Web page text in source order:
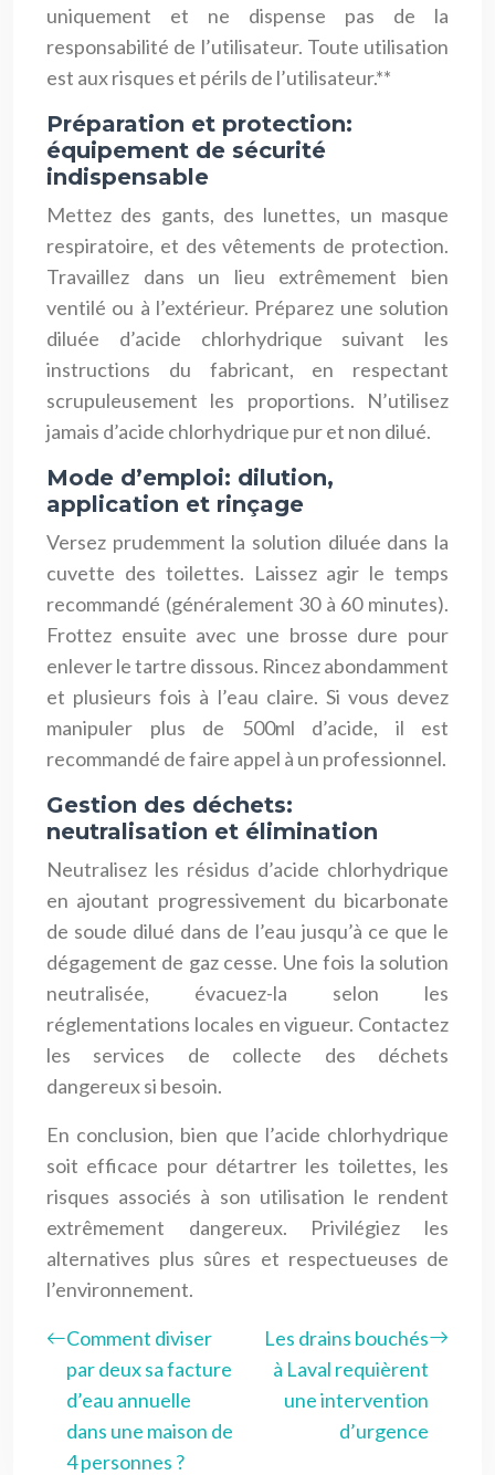
uniquement et ne dispense pas de la
responsabilité de l’utilisateur. Toute utilisation
est aux risques et périls de l’utilisateur.**
Préparation et protection:
équipement de sécurité
indispensable
Mettez des gants, des lunettes, un masque
respiratoire, et des vêtements de protection.
Travaillez dans un lieu extrêmement bien
ventilé ou à l’extérieur. Préparez une solution
diluée d’acide chlorhydrique suivant les
instructions du fabricant, en respectant
scrupuleusement les proportions. N’utilisez
jamais d’acide chlorhydrique pur et non dilué.
Mode d’emploi: dilution,
application et rinçage
Versez prudemment la solution diluée dans la
cuvette des toilettes. Laissez agir le temps
recommandé (généralement 30 à 60 minutes).
Frottez ensuite avec une brosse dure pour
enlever le tartre dissous. Rincez abondamment
et plusieurs fois à l’eau claire. Si vous devez
manipuler plus de 500ml d’acide, il est
recommandé de faire appel à un professionnel.
Gestion des déchets:
neutralisation et élimination
Neutralisez les résidus d’acide chlorhydrique
en ajoutant progressivement du bicarbonate
de soude dilué dans de l’eau jusqu’à ce que le
dégagement de gaz cesse. Une fois la solution
neutralisée, évacuez-la selon les
réglementations locales en vigueur. Contactez
les services de collecte des déchets
dangereux si besoin.
En conclusion, bien que l’acide chlorhydrique
soit efficace pour détartrer les toilettes, les
risques associés à son utilisation le rendent
extrêmement dangereux. Privilégiez les
alternatives plus sûres et respectueuses de
l’environnement.
Comment diviser
par deux sa facture
d’eau annuelle
dans une maison de
4 personnes ?
Les drains bouchés
à Laval requièrent
une intervention
d’urgence